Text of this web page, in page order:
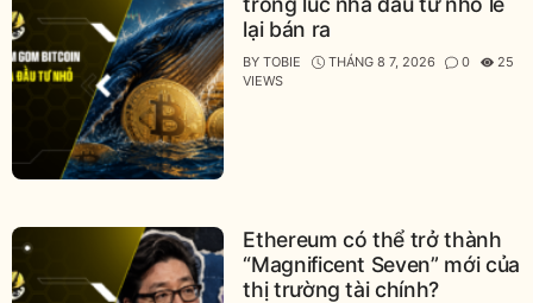
lại bán ra
BYTOBIE THÁNG 8 7, 2026 0
25
VIEWS
Ethereum có thể trở thành
“Magnificent Seven” mới của
thị trường tài chính?